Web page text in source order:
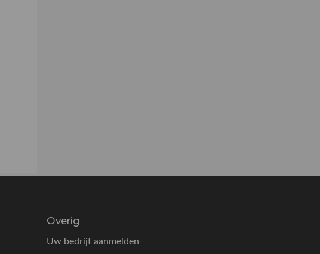
Overig
Uw bedrijf aanmelden